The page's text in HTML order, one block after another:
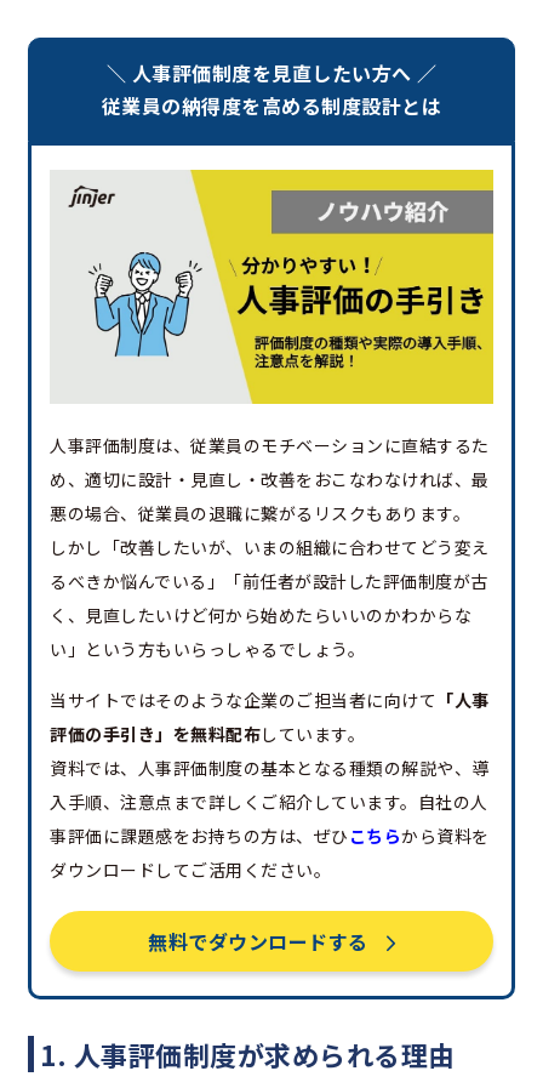
＼ 人事評価制度を見直したい方へ ／
従業員の納得度を高める制度設計とは
人事評価制度は、従業員のモチベーションに直結するた
め、適切に設計・見直し・改善をおこなわなければ、最
悪の場合、従業員の退職に繋がるリスクもあります。
しかし「改善したいが、いまの組織に合わせてどう変え
るべきか悩んでいる」「前任者が設計した評価制度が古
く、見直したいけど何から始めたらいいのかわからな
い」という方もいらっしゃるでしょう。
当サイトではそのような企業のご担当者に向けて 「人事
評価の手引き」を無料配布しています。
資料では、人事評価制度の基本となる種類の解説や、導
入手順、注意点まで詳しくご紹介しています。自社の人
事評価に課題感をお持ちの方は、ぜひ こちらから資料を
ダウンロードしてご活用ください。
無料でダウンロードする
1. 人事評価制度が求められる理由